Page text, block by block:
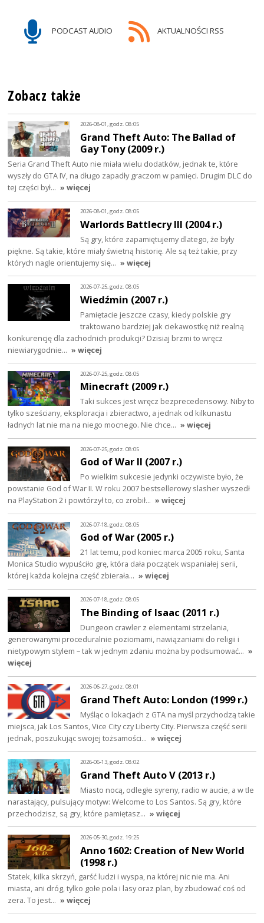
PODCAST AUDIO AKTUALNOŚCI RSS
Zobacz także
2026-08-01, godz. 08:05
Grand Theft Auto: The Ballad of
Gay Tony (2009 r.)
Seria Grand Theft Auto nie miała wielu dodatków, jednak te, które
wyszły do GTA IV, na długo zapadły graczom w pamięci. Drugim DLC do
tej części był… » więcej
2026-08-01, godz. 08:05
Warlords Battlecry III (2004 r.)
Są gry, które zapamiętujemy dlatego, że były
piękne. Są takie, które miały świetną historię. Ale są też takie, przy
których nagle orientujemy się… » więcej
2026-07-25, godz. 08:05
Wiedźmin (2007 r.)
Pamiętacie jeszcze czasy, kiedy polskie gry
traktowano bardziej jak ciekawostkę niż realną
konkurencję dla zachodnich produkcji? Dzisiaj brzmi to wręcz
niewiarygodnie… » więcej
2026-07-25, godz. 08:05
Minecraft (2009 r.)
Taki sukces jest wręcz bezprecedensowy. Niby to
tylko sześciany, eksploracja i zbieractwo, a jednak od kilkunastu
ładnych lat nie ma na niego mocnego. Nie chce… » więcej
2026-07-25, godz. 08:05
God of War II (2007 r.)
Po wielkim sukcesie jedynki oczywiste było, że
powstanie God of War II. W roku 2007 bestsellerowy slasher wyszedł
na PlayStation 2 i powtórzył to, co zrobił… » więcej
2026-07-18, godz. 08:05
God of War (2005 r.)
21 lat temu, pod koniec marca 2005 roku, Santa
Monica Studio wypuściło grę, która dała początek wspaniałej serii,
której każda kolejna część zbierała… » więcej
2026-07-18, godz. 08:05
The Binding of Isaac (2011 r.)
Dungeon crawler z elementami strzelania,
generowanymi proceduralnie poziomami, nawiązaniami do religii i
nietypowym stylem – tak w jednym zdaniu można by podsumować… »
więcej
2026-06-27, godz. 08:01
Grand Theft Auto: London (1999 r.)
Myśląc o lokacjach z GTA na myśl przychodzą takie
miejsca, jak Los Santos, Vice City czy Liberty City. Pierwsza część serii
jednak, poszukując swojej tożsamości… » więcej
2026-06-13, godz. 08:02
Grand Theft Auto V (2013 r.)
Miasto nocą, odległe syreny, radio w aucie, a w tle
narastający, pulsujący motyw: Welcome to Los Santos. Są gry, które
przechodzisz, są gry, które pamiętasz… » więcej
2026-05-30, godz. 19:25
Anno 1602: Creation of New World
(1998 r.)
Statek, kilka skrzyń, garść ludzi i wyspa, na której nic nie ma. Ani
miasta, ani dróg, tylko gołe pola i lasy oraz plan, by zbudować coś od
zera. To jest… » więcej